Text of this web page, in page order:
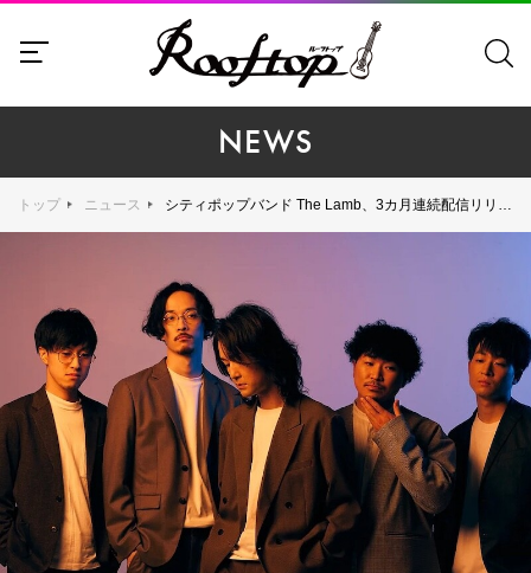
NEWS
トップ ニュース シティポップバンド The Lamb、3カ月連続配信リリース決定。約2年ぶりとなる"誰も演奏しない"ニューシングルのAIを活用したMVを公開